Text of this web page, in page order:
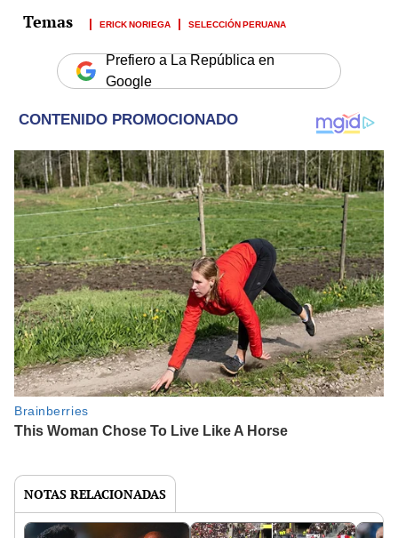
ERICK NORIEGA SELECCIÓN PERUANA
Prefiero a La República en
Google
NOTAS RELACIONADAS